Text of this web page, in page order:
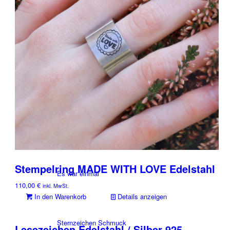
Armbänder
Ketten
Es war einmal
Sternzeichen Schmuck
Stempelring MADE WITH LOVE Edelstahl
110,00€ inkl. MwSt.
In den Warenkorb Details anzeigen